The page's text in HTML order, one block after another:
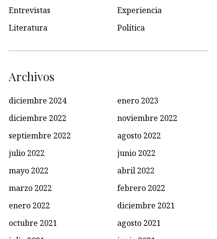
Entrevistas
Experiencia
Literatura
Política
Archivos
diciembre 2024
enero 2023
diciembre 2022
noviembre 2022
septiembre 2022
agosto 2022
julio 2022
junio 2022
mayo 2022
abril 2022
marzo 2022
febrero 2022
enero 2022
diciembre 2021
octubre 2021
agosto 2021